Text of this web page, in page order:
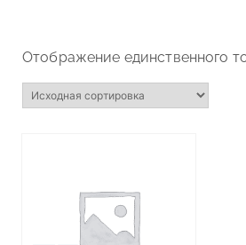
Отображение единственного